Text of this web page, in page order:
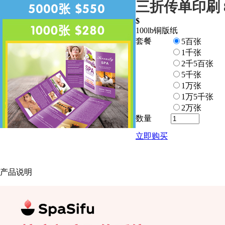
三折传单印刷
$
100lb铜版纸
套餐
5百张
1千张
2千5百张
5千张
1万张
1万5千张
2万张
数量
立即购买
产品说明